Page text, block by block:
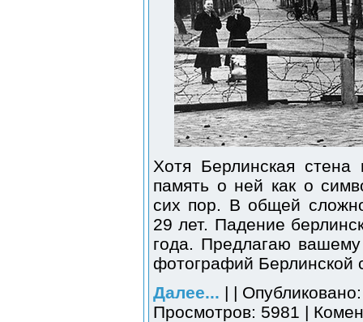
Хотя Берлинская
память о ней как о
сих пор. В общей
29 лет. Падение
года. Предлагаю
фотографий Берлинской
Далее... | |
Просмотров: 5981 |